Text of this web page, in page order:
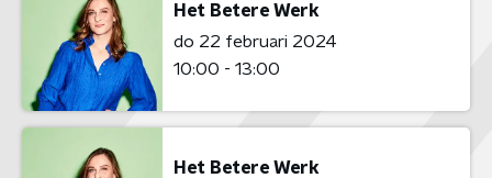
Het Betere Werk
do 22 februari 2024
10:00 - 13:00
Het Betere Werk